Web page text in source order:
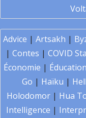
Advice | Artsakh |
| Contes | COVID
Économie | Éducation
Go | Haïku |
Holodomor | Hua
Intelligence |